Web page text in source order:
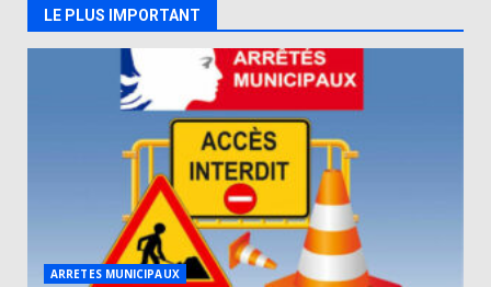
LE PLUS IMPORTANT
ARRETES MUNICIPAUX